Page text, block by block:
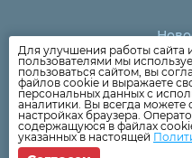
Как
Для улучшения работы сайта
пользователями мы
пользоваться сайтом, вы
файлов cookie и выражаете
персональных данных с
аналитики. Вы всегда
настройках браузера.
содержащуюся в файлах
указанных в настоящей